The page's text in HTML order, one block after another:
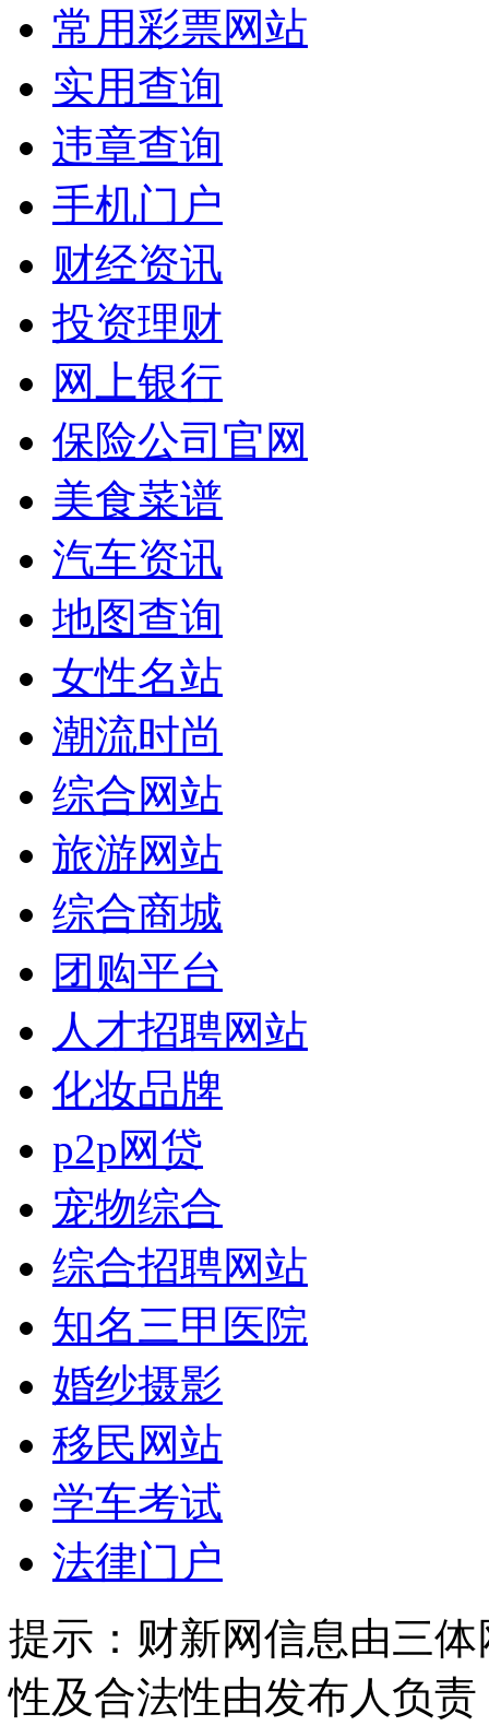
常用彩票网站
实用查询
违章查询
手机门户
财经资讯
投资理财
网上银行
保险公司官网
美食菜谱
汽车资讯
地图查询
女性名站
潮流时尚
综合网站
旅游网站
综合商城
团购平台
人才招聘网站
化妆品牌
p2p网贷
宠物综合
综合招聘网站
知名三甲医院
婚纱摄影
移民网站
学车考试
法律门户
提示： 财新网信息由三
性及合法性由发布人负